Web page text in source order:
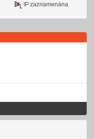
IP zaznamenána